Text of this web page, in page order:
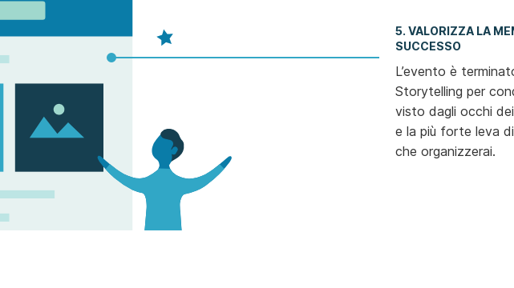
5. VALORIZZA LA
SUCCESSO
L’evento è
Storytelling per
visto dagli occhi
e la più forte leva
che organizzerai.